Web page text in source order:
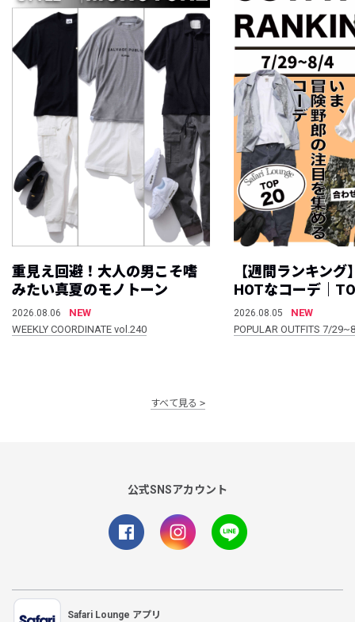
重見え回避！大人の男こそ嗜
みたい真夏のモノトーン
2026.08.06
NEW
WEEKLY COORDINATE vol.240
【週間ランキング
HOTなコーデ｜
2026.08.05
NEW
POPULAR OUTFITS 7/
すべて見る
公式SNSアカウント
Safari Lounge アプリ